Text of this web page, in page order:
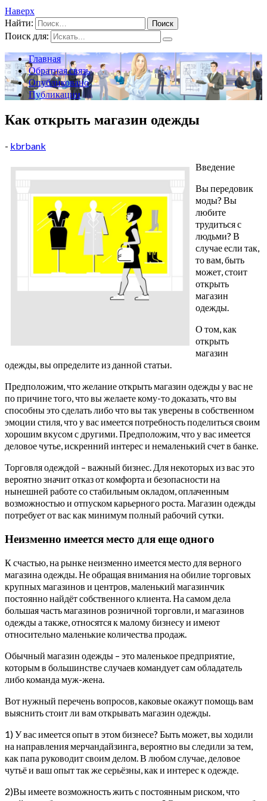
Наверх
Найти:
Поиск для:
Главная
Обратная связь
Опубликовано
Публикации
Как открыть магазин одежды
- kbrbank
Введение
Вы передовик
моды? Вы
любите
трудиться с
людьми? В
случае если так,
то вам, быть
может, стоит
открыть
магазин
одежды.
О том, как
открыть
магазин
одежды, вы определите из данной статьи.
Предположим, что желание открыть магазин одежды у вас не
по причине того, что вы желаете кому-то доказать, что вы
способны это сделать либо что вы так уверены в собственном
эмоции стиля, что у вас имеется потребность поделиться своим
хорошим вкусом с другими. Предположим, что у вас имеется
деловое чутье, искренний интерес и немаленький счет в банке.
Торговля одеждой – важный бизнес. Для некоторых из вас это
вероятно значит отказ от комфорта и безопасности на
нынешней работе со стабильным окладом, оплаченным
возможностью и отпуском карьерного роста. Магазин одежды
потребует от вас как минимум полный рабочий сутки.
Неизменно имеется место для еще одного
К счастью, на рынке неизменно имеется место для верного
магазина одежды. Не обращая внимания на обилие торговых
крупных магазинов и центров, маленький магазинчик
постоянно найдёт собственного клиента. На самом дела
большая часть магазинов розничной торговли, и магазинов
одежды а также, относятся к малому бизнесу и имеют
относительно маленькие количества продаж.
Обычный магазин одежды – это маленькое предприятие,
которым в большинстве случаев командует сам обладатель
либо команда муж-жена.
Вот нужный перечень вопросов, каковые окажут помощь вам
выяснить стоит ли вам открывать магазин одежды.
1) У вас имеется опыт в этом бизнесе? Быть может, вы ходили
на направления мерчандайзинга, вероятно вы следили за тем,
как папа руководит своим делом. В любом случае, деловое
чутьё и ваш опыт так же серьёзны, как и интерес к одежде.
2)Вы имеете возможность жить с постоянным риском, что